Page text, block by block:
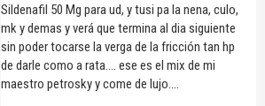
Sildenafil 50 Mg para ud, y tusi pa la nena, culo,
mk y demas y verá que termina al dia siguiente
sin poder tocarse la verga de la fricción tan hp
de darle como a rata.... ese es el mix de mi
maestro petrosky y come de lujo....